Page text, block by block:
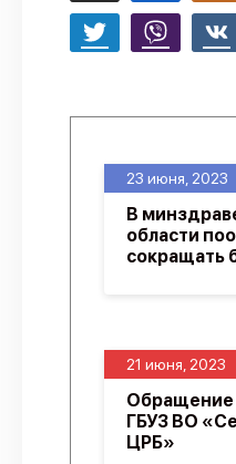
21 июня, 2023
ГБУЗ ВО
ЦРБ»
23 июня, 2023
В
области
сокращать